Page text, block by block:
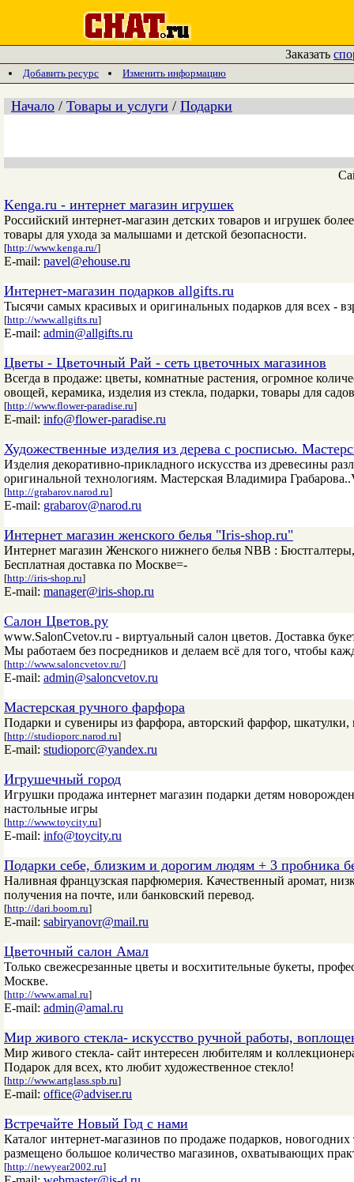
Заказать
Добавить ресурс Изменить информацию
Начало / Товары и услуги / Подарки
Kenga.ru - интернет магазин игрушек
Российский интернет-магазин детских товаров и игрушек
товары для ухода за малышами и детской безопасности.
[http://www.kenga.ru/]
E-mail: pavel@ehouse.ru
Интернет-магазин подарков allgifts.ru
Тысячи самых красивых и оригинальных подарков для всех -
[http://www.allgifts.ru]
E-mail: admin@allgifts.ru
Цветы - Цветочный Рай - сеть цветочных магазинов
Всегда в продаже: цветы, комнатные растения, огромное
овощей, керамика, изделия из стекла, подарки, товары для
[http://www.flower-paradise.ru]
E-mail: info@flower-paradise.ru
Художественные изделия из дерева с росписью.
Изделия декоративно-прикладного искусства из древесины
оригинальной технологиям. Мастерская Владимира
[http://grabarov.narod.ru]
E-mail: grabarov@narod.ru
Интернет магазин женского белья "Iris-shop.ru"
Интернет магазин Женского нижнего белья NBB :
Бесплатная доставка по Москве=-
[http://iris-shop.ru]
E-mail: manager@iris-shop.ru
Салон Цветов.ру
www.SalonCvetov.ru - виртуальный салон цветов. Доставка
Мы работаем без посредников и делаем всё для того, чтобы
[http://www.saloncvetov.ru/]
E-mail: admin@saloncvetov.ru
Мастерская ручного фарфора
Подарки и сувениры из фарфора, авторский фарфор, шкатулки,
[http://studioporc.narod.ru]
E-mail: studioporc@yandex.ru
Игрушечный город
Игрушки продажа интернет магазин подарки детям
настольные игры
[http://www.toycity.ru]
E-mail: info@toycity.ru
Подарки себе, близким и дорогим людям + 3 пробника
Наливная французская парфюмерия. Качественный аромат,
получения на почте, или банковский перевод.
[http://dari.boom.ru]
E-mail: sabiryanovr@mail.ru
Цветочный салон Амал
Только свежесрезанные цветы и восхитительные букеты,
Москве.
[http://www.amal.ru]
E-mail: admin@amal.ru
Мир живого стекла- искусство ручной работы,
Мир живого стекла- сайт интересен любителям и
Подарок для всех, кто любит художественное стекло!
[http://www.artglass.spb.ru]
E-mail: office@adviser.ru
Встречайте Новый Год с нами
Каталог интернет-магазинов по продаже подарков,
размещено большое количество магазинов, охватывающих
[http://newyear2002.ru]